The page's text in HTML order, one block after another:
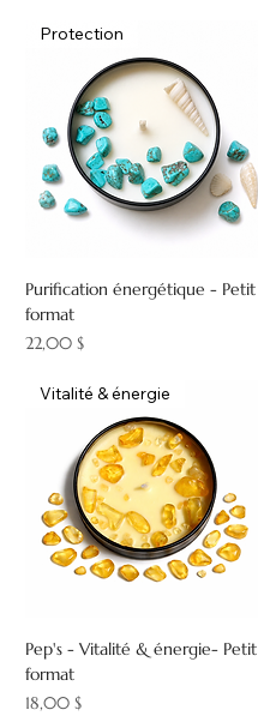
Protection
Purification énergétique - Petit
format
Prix
22,00 $
Vitalité & énergie
Pep's - Vitalité & énergie- Petit
format
Prix
18,00 $